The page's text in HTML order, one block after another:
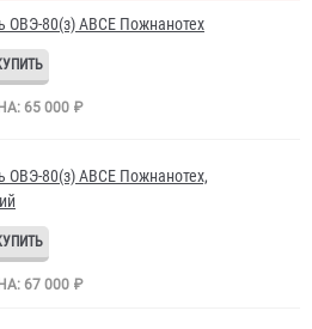
ОВЭ-80(з) АВСЕ Пожнанотех
65 000 ₽
ОВЭ-80(з) АВСЕ Пожнанотех,
67 000 ₽